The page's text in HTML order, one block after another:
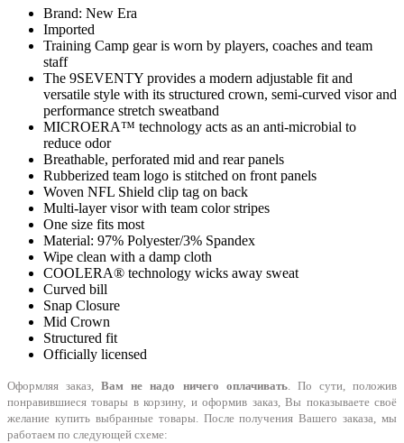
Brand: New Era
Imported
Training Camp gear is worn by players, coaches and team
staff
The 9SEVENTY provides a modern adjustable fit and
versatile style with its structured crown, semi-curved visor and
performance stretch sweatband
MICROERA™ technology acts as an anti-microbial to
reduce odor
Breathable, perforated mid and rear panels
Rubberized team logo is stitched on front panels
Woven NFL Shield clip tag on back
Multi-layer visor with team color stripes
One size fits most
Material: 97% Polyester/3% Spandex
Wipe clean with a damp cloth
COOLERA® technology wicks away sweat
Curved bill
Snap Closure
Mid Crown
Structured fit
Officially licensed
Оформляя заказ,Вам не надо ничего оплачивать. По сути, положив
понравившиеся товары в корзину, и оформив заказ, Вы показываете своё
желание купить выбранные товары. После получения Вашего заказа, мы
работаем по следующей схеме: